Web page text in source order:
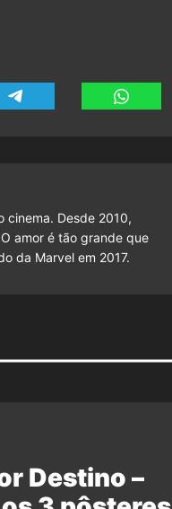
cinema. Desde 2010,
amor é tão grande que
da Marvel em 2017.
Destino –